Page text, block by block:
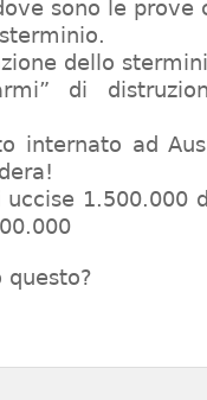
sono le prove
dello
di
internato ad
1.500.000